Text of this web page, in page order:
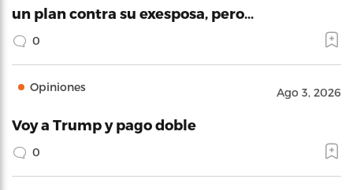
un plan contra su exesposa, pero…
0
Opiniones Ago 3, 2026
Voy a Trump y pago doble
0